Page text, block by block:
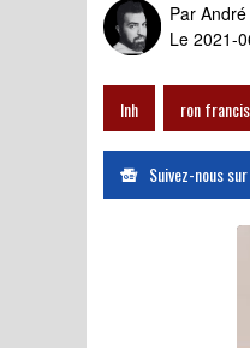
Par
Le 2021-
lnh ron francis
Suivez-nous